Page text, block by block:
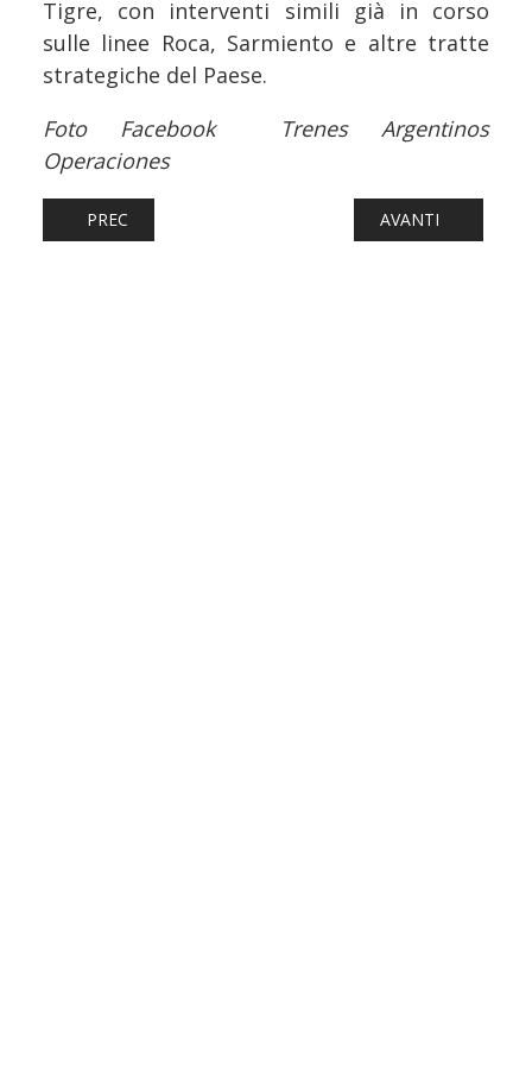
Tigre, con interventi simili già in corso
sulle linee Roca, Sarmiento e altre tratte
strategiche del Paese.
Foto Facebook Trenes Argentinos
Operaciones
ARTICOLO PRECEDENTE: FERROVIE: BRENNER
PREC ARTICOLO
AVANTI